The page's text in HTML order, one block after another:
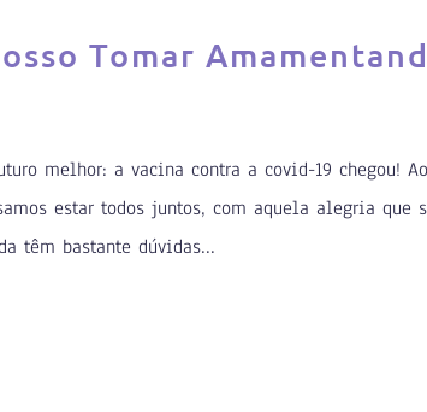
Tomar
melhor: a vacina contra a covid-19 chegou!
estar todos juntos, com aquela alegria que
têm bastante dúvidas...